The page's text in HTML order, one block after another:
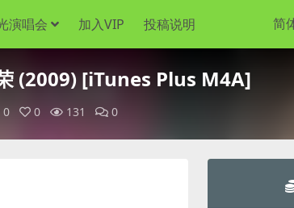
演唱会 加入VIP 投稿说明
(2009) [iTunes Plus M4A]
0 0 131 0